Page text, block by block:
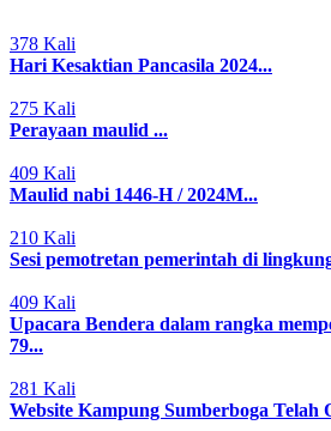
378 Kali
Hari Kesaktian Pancasila 2024...
275 Kali
Perayaan maulid ...
409 Kali
Maulid nabi 1446-H / 2024M...
210 Kali
Sesi pemotretan pemerintah di
409 Kali
Upacara Bendera dalam rangka
79...
281 Kali
Website Kampung Sumberboga Telah